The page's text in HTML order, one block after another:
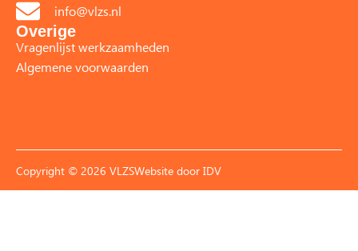
info@vlzs.nl
Overige
Vragenlijst werkzaamheden
Algemene voorwaarden
Copyright © 2026 VLZSWebsite door IDV